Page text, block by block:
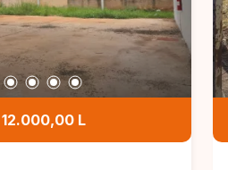
12.000,00 L